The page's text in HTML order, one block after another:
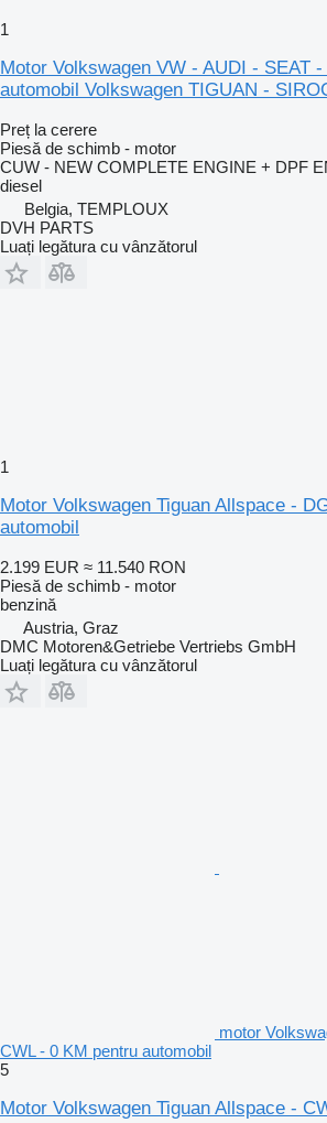
1
Motor Volkswagen VW - AUDI - SEAT
automobil Volkswagen TIGUAN -
Preț la cerere
Piesă de schimb - motor
CUW - NEW COMPLETE ENGINE + DPF
diesel
Belgia, TEMPLOUX
DVH PARTS
Luați legătura cu vânzătorul
1
Motor Volkswagen Tiguan Allspace -
automobil
2.199 EUR ≈ 11.540 RON
Piesă de schimb - motor
benzină
Austria, Graz
DMC Motoren&Getriebe Vertriebs GmbH
Luați legătura cu vânzătorul
motor
CWL - 0 KM pentru automobil
5
Motor Volkswagen Tiguan Allspace -